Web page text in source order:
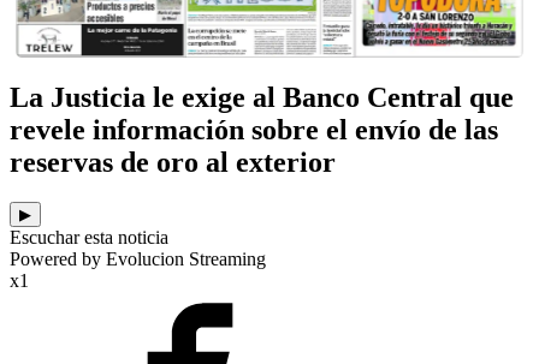
La Justicia le exige al Banco Central que
revele información sobre el envío de las
reservas de oro al exterior
▶
Escuchar esta noticia
Powered by Evolucion Streaming
x1